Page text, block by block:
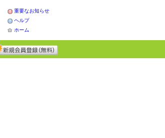
重要なお知らせ
ヘルプ
ホーム